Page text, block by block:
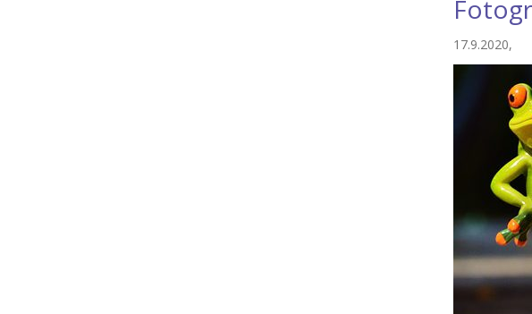
17.9.2020,